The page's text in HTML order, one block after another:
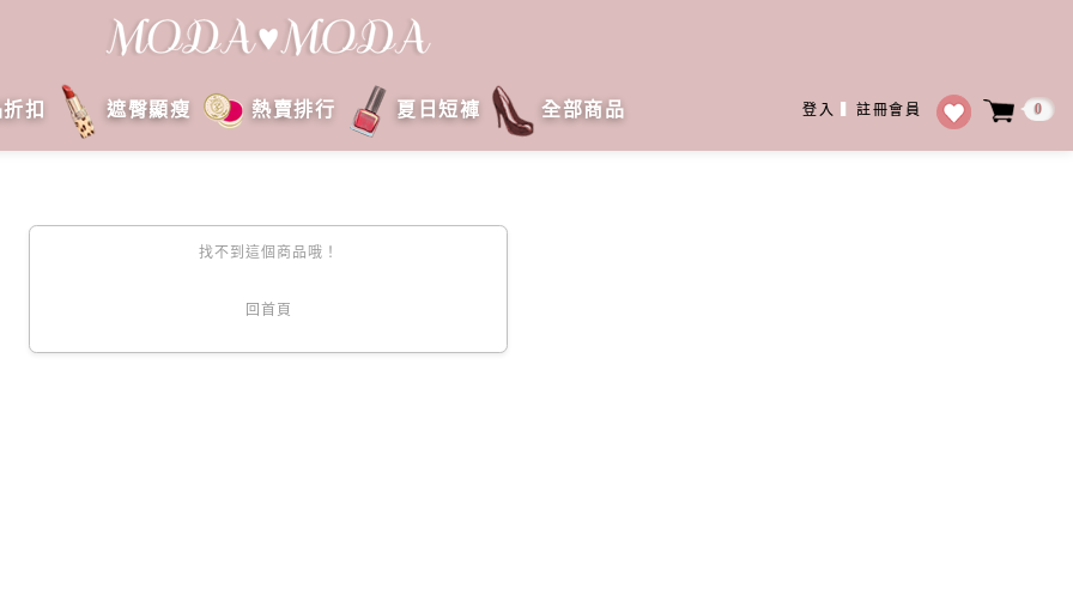
登入 註冊會員 0
扣 遮臀顯瘦 熱賣排行 夏日短褲 全部商品
找不到這個商品哦！
回首頁